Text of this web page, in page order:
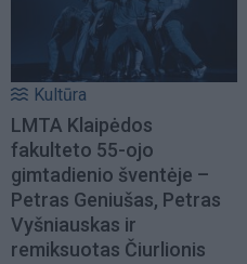
Kultūra
LMTA Klaipėdos
fakulteto 55-ojo
gimtadienio šventėje –
Petras Geniušas, Petras
Vyšniauskas ir
remiksuotas Čiurlionis